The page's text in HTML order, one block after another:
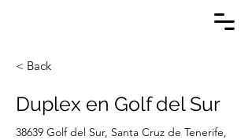
< Back
Duplex en Golf del Sur
38639 Golf del Sur, Santa Cruz de Tenerife,